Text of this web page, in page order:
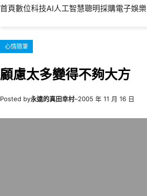
首頁數位科技AI人工智慧聰明採購電子娛樂
心情隨筆
顧慮太多變得不夠大方
Posted by永遠的真田幸村–2005 年 11 月 16 日